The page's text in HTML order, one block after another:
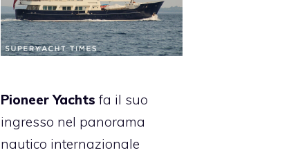
Pioneer Yachts fa il suo
ingresso nel panorama
nautico internazionale